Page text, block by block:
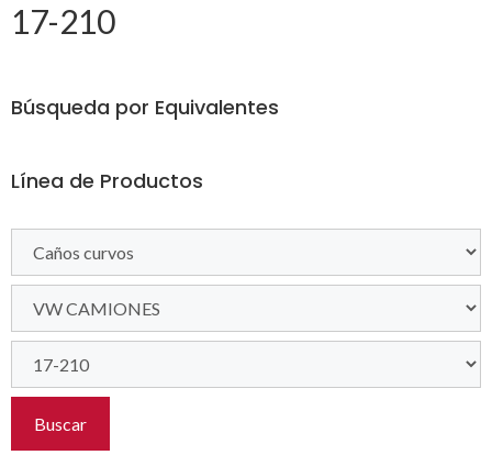
17-210
Búsqueda por Equivalentes
Línea de Productos
Buscar